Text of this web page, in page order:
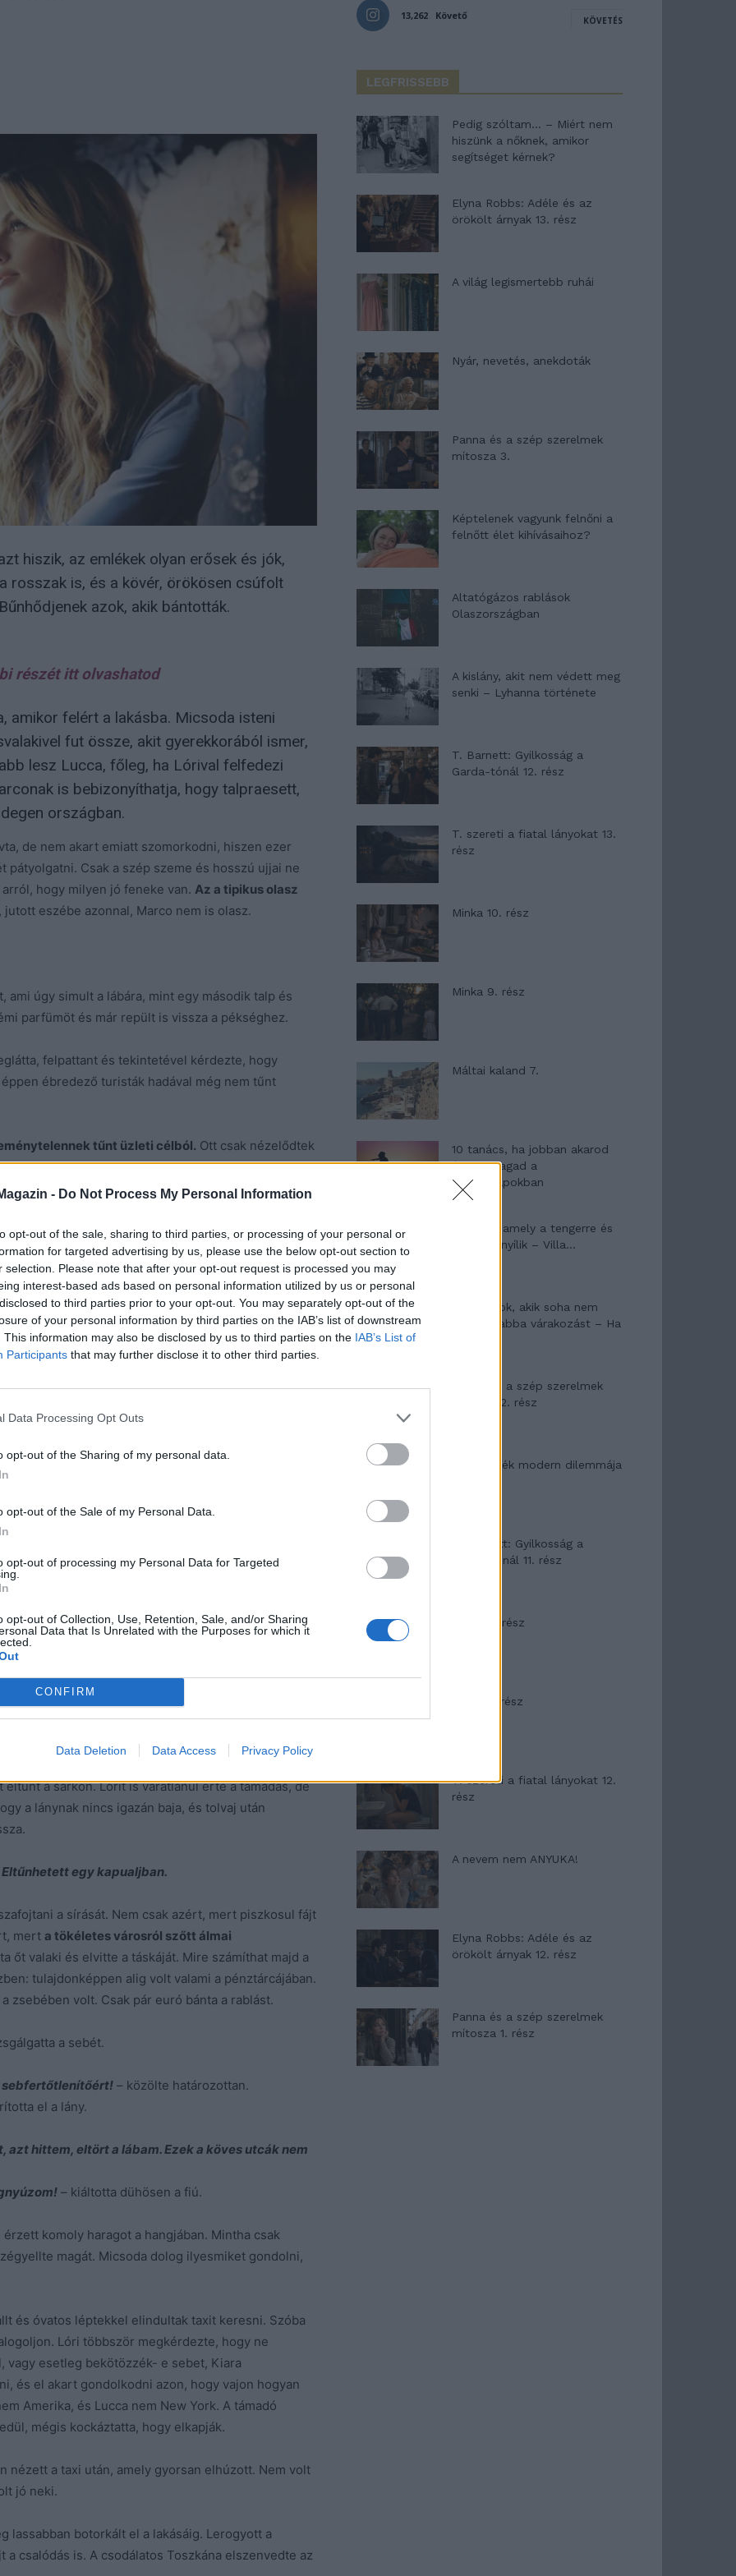
- Do Not Process My Personal Information
opt-out of the sale, sharing to third parties, or processing of your personal or
for targeted advertising by us, please use the below opt-out section to
selection. Please note that after your opt-out request is processed you may
interest-based ads based on personal information utilized by us or personal
to third parties prior to your opt-out. You may separately opt-out of the
of your personal information by third parties on the IAB’s list of downstream
This information may also be disclosed by us to third parties on the IAB’s List of
Participants that may further disclose it to other third parties.
Data Processing Opt Outs
opt-out of the Sharing of my personal data.
opt-out of the Sale of my Personal Data.
opt-out of processing my Personal Data for Targeted
opt-out of Collection, Use, Retention, Sale, and/or Sharing
Data that Is Unrelated with the Purposes for which it
CONFIRM
Data Deletion Data Access Privacy Policy
hiszik, az emlékek olyan erősek és jók,
rosszak is, és a kövér, örökösen csúfolt
azok, akik bántották.
részét itt olvashatod
amikor felért a lakásba. Micsoda isteni
fut össze, akit gyerekkorából ismer,
lesz Lucca, főleg, ha Lórival felfedezi
is bebizonyíthatja, hogy talpraesett,
országban.
de nem akart emiatt szomorkodni, hiszen ezer
Csak a szép szeme és hosszú ujjai ne
hogy milyen jó feneke van. Az a tipikus olasz
jutott eszébe azonnal, Marco nem is olasz.
ami úgy simult a lábára, mint egy második talp és
parfümöt és már repült is vissza a pékséghez.
felpattant és tekintetével kérdezte, hogy
ébredező turisták hadával még nem tűnt
tűnt üzleti célból. Ott csak nézelődtek
a tornyot is. Mulatságos volt, hogy ő kalauzol
rakás hangulatos üzlet. Mindegyik valami
esetleg kerámiatárgyak kellették magukat, vagy
Kiadó üzletnek azonban nyoma sem volt.
főleg, mert Lóriról kiderült, hogy bár kedves és
faggatta a lányt, amivel nem lett volna gond, ha nem
mennyit örökölt Kiara. Ez nem tartozott senkire,
idegen volt számára, leszámítva az emlékeket. A
túl sok idő múlt el, és nem volt miről
valóban unalmas-e vagy csak ő türelmetlen vele.
baj, mégse tetszett a lánynak, mert elcsípett
amit hallott, vagy csak az élénk képzelete űz
meg hogy a mai napon bonyolítsuk le.
ajánlotta, hagyják a forgalmas helyeket,
szerencsével járnak. Kiara lába sajgott a
a lábbelije.
a sikátorban az egyik kapualjból kiugrott
Aztán futni kezdett. Mindez olyan gyorsan
látni semmi.
a járda szélére. Nagyot reccsent a lába miközben
a sarkon. Lórit is váratlanul érte a támadás, de
a lánynak nincs igazán baja, és tolvaj után
Eltűnhetett egy kapualjban.
a sírását. Nem csak azért, mert piszkosul fájt
mert a tökéletes városról szőtt álmai
őt valaki és elvitte a táskáját. Mire számíthat majd a
tulajdonképpen alig volt valami a pénztárcájában.
zsebében volt. Csak pár euró bánta a rablást.
a sebét.
sebfertőtlenítőért! – közölte határozottan.
el a lány.
azt hittem, eltört a lábam. Ezek a köves utcák nem
– kiáltotta dühösen a fiú.
komoly haragot a hangjában. Mintha csak
magát. Micsoda dolog ilyesmiket gondolni,
és óvatos léptekkel elindultak taxit keresni. Szóba
Lóri többször megkérdezte, hogy ne
esetleg bekötözzék- e sebet, Kiara
és el akart gondolkodni azon, hogy vajon hogyan
Amerika, és Lucca nem New York. A támadó
mégis kockáztatta, hogy elkapják.
nézett a taxi után, amely gyorsan elhúzott. Nem volt
jó neki.
lassabban botorkált el a lakásáig. Lerogyott a
csalódás is. A csodálatos Toszkána elszenvedte az
13,262 Követő KÖVETÉS
LEGFRISSEBB
Pedig szóltam… – Miért nem
hiszünk a nőknek, amikor
segítséget kérnek?
Elyna Robbs: Adéle és az
örökölt árnyak 13. rész
A világ legismertebb ruhái
Nyár, nevetés, anekdoták
Panna és a szép szerelmek
mítosza 3.
Képtelenek vagyunk felnőni a
felnőtt élet kihívásaihoz?
Altatógázos rablások
Olaszországban
A kislány, akit nem védett meg
senki – Lyhanna története
T. Barnett: Gyilkosság a
Garda-tónál 12. rész
T. szereti a fiatal lányokat 13.
rész
Minka 10. rész
Minka 9. rész
Máltai kaland 7.
10 tanács, ha jobban akarod
érezni magad a
hétköznapokban
Egy ház, amely a tengerre és
a fényre nyílik – Villa...
A családok, akik soha nem
hagyták abba várakozást – Ha
Panna és a szép szerelmek
mítosza 2. rész
Az ereklyék modern dilemmája
T. Barnett: Gyilkosság a
Garda-tónál 11. rész
Minka 8. rész
Minka 7. rész
T. szereti a fiatal lányokat 12.
rész
A nevem nem ANYUKA!
Elyna Robbs: Adéle és az
örökölt árnyak 12. rész
Panna és a szép szerelmek
mítosza 1. rész